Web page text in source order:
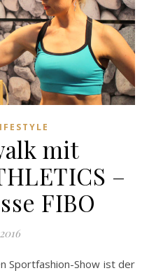
mit
–
FIBO